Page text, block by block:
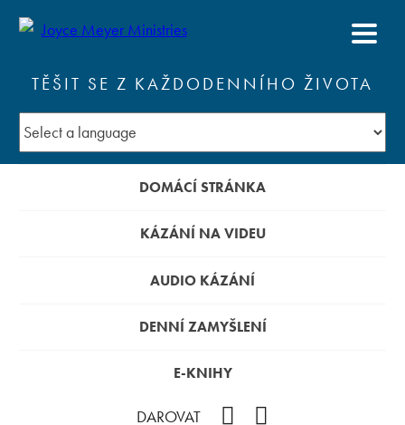
TĚŠIT SE Z KAŽDODENNÍHO ŽIVOTA
DOMÁCÍ STRÁNKA
KÁZÁNÍ NA VIDEU
AUDIO KÁZÁNÍ
DENNÍ ZAMYŠLENÍ
E-KNIHY
DAROVAT